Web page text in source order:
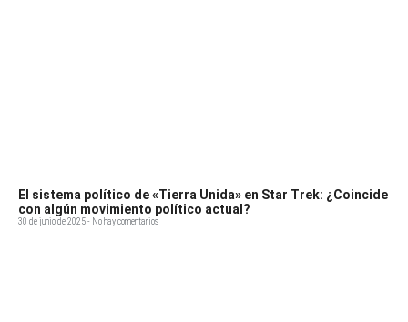
El sistema político de «Tierra Unida» en Star Trek: ¿Coincide
con algún movimiento político actual?
30 de junio de 2025 No hay comentarios